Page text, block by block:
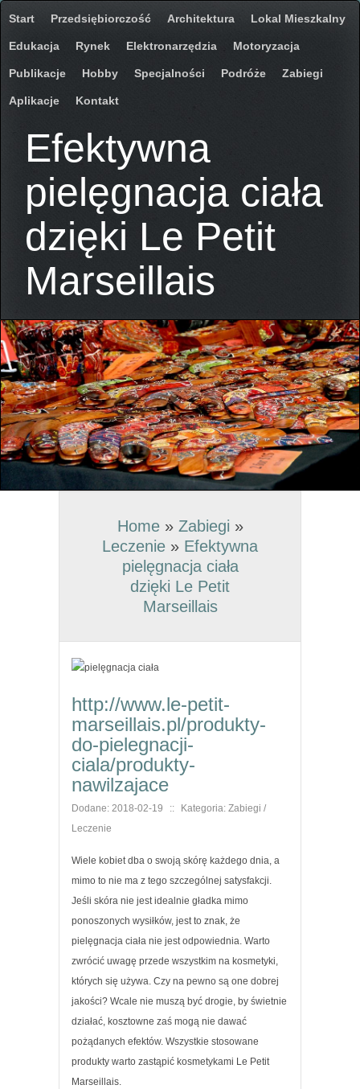
Start Przedsiębiorczość Architektura Lokal Mieszkalny
Edukacja Rynek Elektronarzędzia Motoryzacja
Publikacje Hobby Specjalności Podróże Zabiegi
Aplikacje Kontakt
Efektywna
pielęgnacja ciała
dzięki Le Petit
Marseillais
Home» Zabiegi »
Leczenie » Efektywna
pielęgnacja ciała
dzięki Le Petit
Marseillais
http://www.le-petit-
marseillais.pl/produkty-
do-pielegnacji-
ciala/produkty-
nawilzajace
Dodane: 2018-02-19 ::
Kategoria: Zabiegi /
Leczenie
Wiele kobiet dba o swoją skórę każdego dnia, a
mimo to nie ma z tego szczególnej satysfakcji.
Jeśli skóra nie jest idealnie gładka mimo
ponoszonych wysiłków, jest to znak, że
pielęgnacja ciała nie jest odpowiednia. Warto
zwrócić uwagę przede wszystkim na kosmetyki,
których się używa. Czy na pewno są one dobrej
jakości? Wcale nie muszą być drogie, by świetnie
działać, kosztowne zaś mogą nie dawać
pożądanych efektów. Wszystkie stosowane
produkty warto zastąpić kosmetykami Le Petit
Marseillais.